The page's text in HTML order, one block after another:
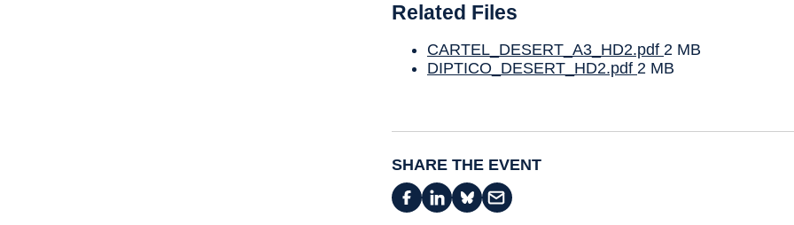
Related Files
CARTEL_DESERT_A3_HD2.pdf 2 MB
DIPTICO_DESERT_HD2.pdf 2 MB
SHARE THE EVENT